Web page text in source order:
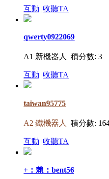
互動 |收聽TA
qwerty0922069
A1 新機器人 積分數: 3
互動 |收聽TA
taiwan95775
A2 鐵機器人 積分數:
互動 |收聽TA
+：賴：bent56